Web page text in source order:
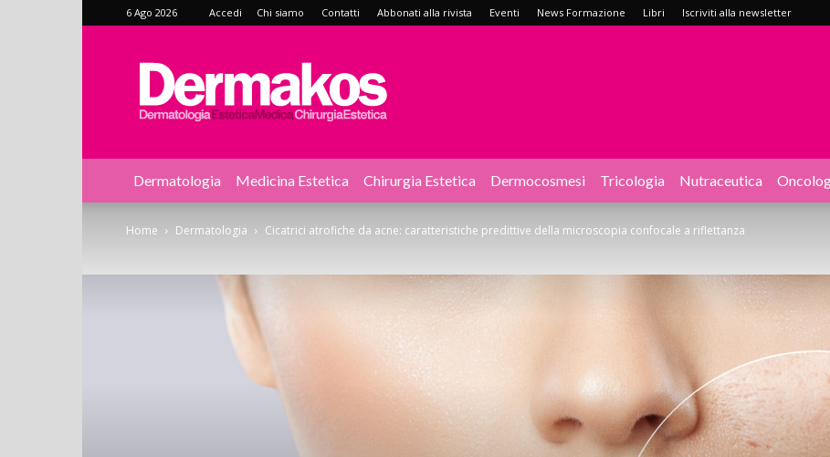
6 Ago 2026 Accedi Chi siamo Contatti Abbonati alla rivista Eventi News Formazione Libri Iscriviti alla newsletter
Dermakos
Dermatologia Medicina Estetica Chirurgia Estetica Dermocosmesi Tricologia Nutraceutica
Home Dermatologia Cicatrici atrofiche da acne: caratteristiche predittive della microscopia confocale a riflettanza